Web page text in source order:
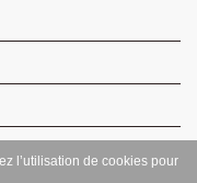
l’utilisation de cookies pour